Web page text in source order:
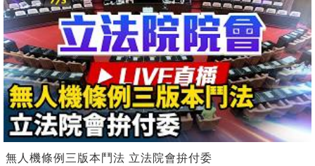
無人機條例三版本鬥法 立法院會拚付委